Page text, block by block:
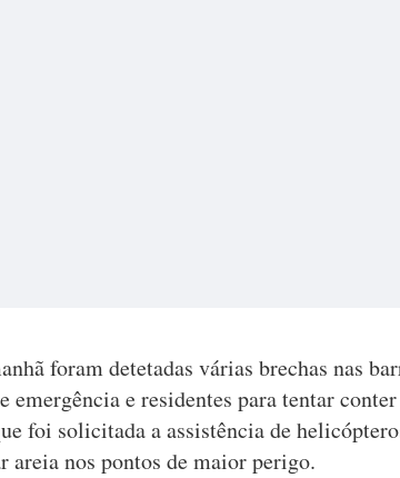
foram detetadas várias brechas nas
emergência e residentes para tentar
foi solicitada a assistência de
areia nos pontos de maior perigo.